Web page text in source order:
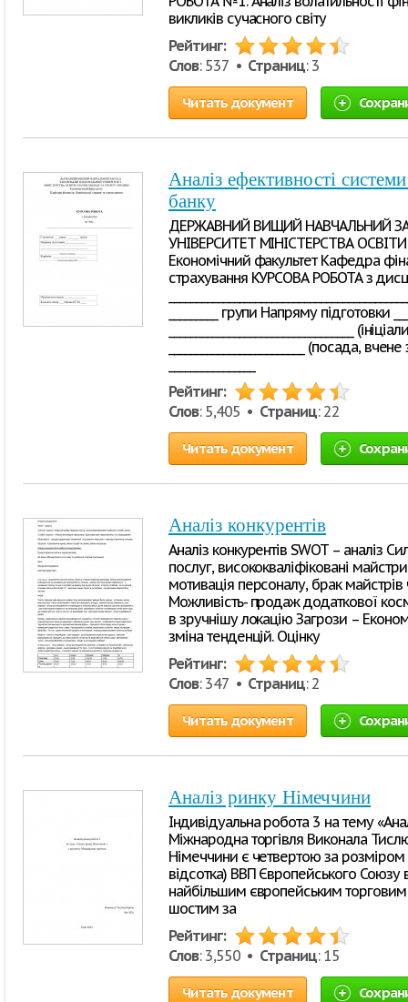
викликів сучасного світу
Рейтинг:
Слов: 537 • Страниц: 3
Читать документ
Аналіз ефективності
банку
ДЕРЖАВНИЙ ВИЩИЙ НАВЧАЛЬНИЙ
УНІВЕРСИТЕТ МІНІСТЕРСТВА
Економічний факультет Кафедра
страхування КУРСОВА РОБОТА з
_________ групи Напряму підготовки
__________________________________
_________________________ (посада,
Рейтинг:
Слов: 5,405 • Страниц: 22
Читать документ
Аналіз конкурентів
Аналіз конкурентів SWOT – аналіз
послуг, висококваліфіковані
мотивація персоналу, брак майстрів
Можливість- продаж додаткової
в зручнішу локацію Загрози –
зміна тенденцій. Оцінку
Рейтинг:
Слов: 347 • Страниц: 2
Читать документ
Аналіз ринку Німеччини
Індивідуальна робота 3 на тему
Міжнародна торгівля Виконала
Німеччини є четвертою за розміром
відсотка) ВВП Європейського Союзу
найбільшим європейським
шостим за
Рейтинг:
Слов: 3,550 • Страниц: 15
Читать документ